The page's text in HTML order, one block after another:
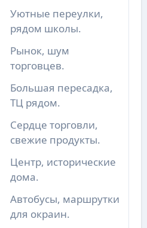
Уютные переулки,
рядом школы.
Рынок, шум
торговцев.
Большая пересадка,
ТЦ рядом.
Сердце торговли,
свежие продукты.
Центр, исторические
дома.
Автобусы, маршрутки
для окраин.